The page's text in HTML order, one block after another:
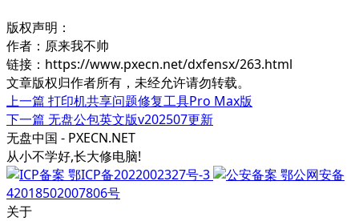
版权声明：
作者：原来我不帅
链接：https://www.pxecn.net/dxfensx/263.html
文章版权归作者所有，未经允许请勿转载。
上一篇 打印机共享问题修复工具Pro Max版
下一篇 无盘公包英文版v202507更新
无盘中国 - PXECN.NET
从小不学好,长大修电脑!
鄂ICP备2022002327号-3
鄂公网安备
42018502007806号
关于